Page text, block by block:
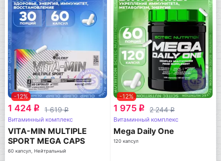
-12%
1 424 q 1 619q
Витаминный комплекс
VITA-MIN MULTIPLE
SPORT MEGA CAPS
60 капсул, Нейтральный
-12%
1 975 q 2 244q
Витаминный комплекс
Mega Daily One
120 капсул